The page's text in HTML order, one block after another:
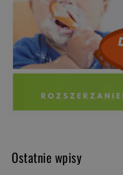
Ostatnie wpisy